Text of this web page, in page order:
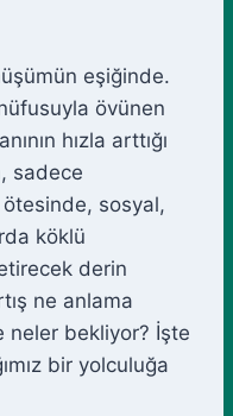
eşiğinde.
övünen
hızla arttığı
sadece
sosyal,
köklü
derin
ne anlama
neler bekliyor? İşte
bir yolculuğa